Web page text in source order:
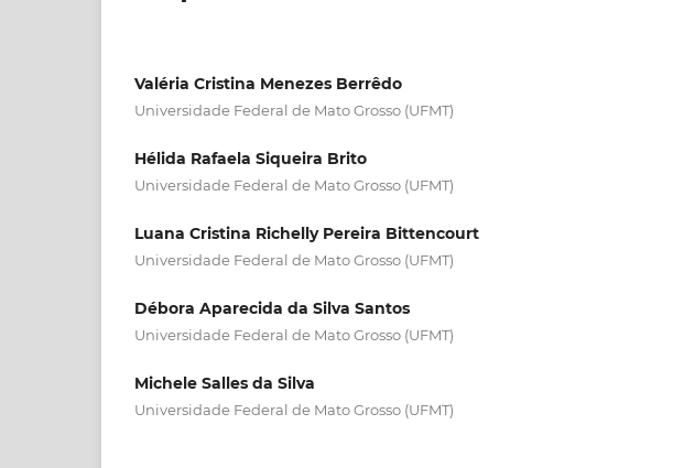
Valéria Cristina Menezes Berrêdo
Universidade Federal de Mato Grosso (UFMT)
Hélida Rafaela Siqueira Brito
Universidade Federal de Mato Grosso (UFMT)
Luana Cristina Richelly Pereira Bittencourt
Universidade Federal de Mato Grosso (UFMT)
Débora Aparecida da Silva Santos
Universidade Federal de Mato Grosso (UFMT)
Michele Salles da Silva
Universidade Federal de Mato Grosso (UFMT)